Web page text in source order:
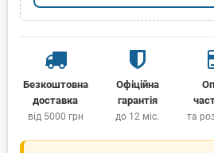
Безкоштовна
доставка
від 5000 грн
Офіційна
гарантія
до 12 міс. та